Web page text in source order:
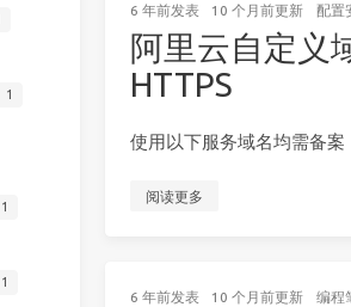
6 年前发表 10 个月前更新 配置
阿里云自定义
HTTPS
使用以下服务域名均需备案
阅读更多
6 年前发表 10 个月前更新 编程
1
1
1